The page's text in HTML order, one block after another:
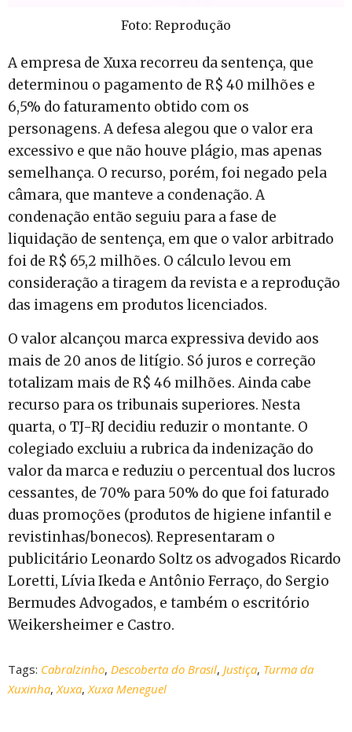
Foto: Reprodução
A empresa de Xuxa recorreu da sentença, que
determinou o pagamento de R$ 40 milhões e
6,5% do faturamento obtido com os
personagens. A defesa alegou que o valor era
excessivo e que não houve plágio, mas apenas
semelhança. O recurso, porém, foi negado pela
câmara, que manteve a condenação. A
condenação então seguiu para a fase de
liquidação de sentença, em que o valor arbitrado
foi de R$ 65,2 milhões. O cálculo levou em
consideração a tiragem da revista e a reprodução
das imagens em produtos licenciados.
O valor alcançou marca expressiva devido aos
mais de 20 anos de litígio. Só juros e correção
totalizam mais de R$ 46 milhões. Ainda cabe
recurso para os tribunais superiores. Nesta
quarta, o TJ-RJ decidiu reduzir o montante. O
colegiado excluiu a rubrica da indenização do
valor da marca e reduziu o percentual dos lucros
cessantes, de 70% para 50% do que foi faturado
duas promoções (produtos de higiene infantil e
revistinhas/bonecos). Representaram o
publicitário Leonardo Soltz os advogados Ricardo
Loretti, Lívia Ikeda e Antônio Ferraço, do Sergio
Bermudes Advogados, e também o escritório
Weikersheimer e Castro.
Tags: Cabralzinho, Descoberta do Brasil, Justiça, Turma da
Xuxinha,Xuxa,Xuxa Meneguel